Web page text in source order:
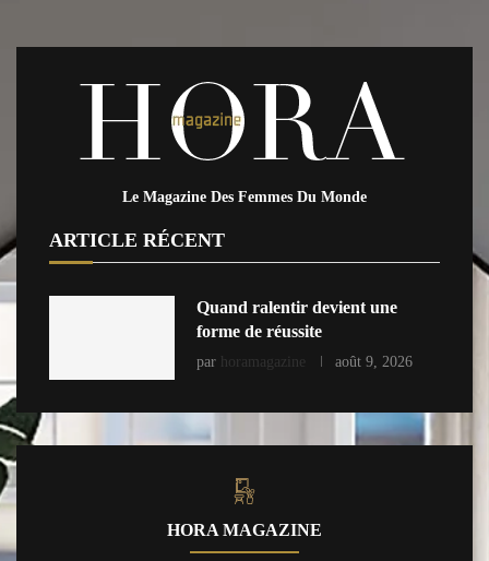
Le Magazine Des Femmes Du Monde
ARTICLE RÉCENT
Quand ralentir devient une
forme de réussite
par horamagazine août 9, 2026
HORA MAGAZINE